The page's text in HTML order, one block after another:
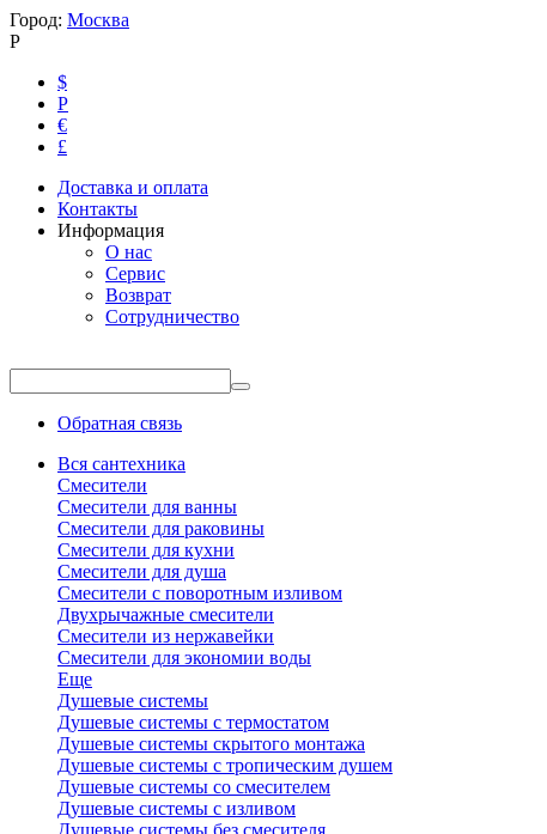
Город: Москва
Р
$
Р
€
£
Доставка и оплата
Контакты
Информация
О нас
Сервис
Возврат
Сотрудничество
Обратная связь
Вся сантехника
Смесители
Смесители для ванны
Смесители для раковины
Смесители для кухни
Смесители для душа
Смесители с поворотным изливом
Двухрычажные смесители
Смесители из нержавейки
Смесители для экономии воды
Еще
Душевые системы
Душевые системы с термостатом
Душевые системы скрытого монтажа
Душевые системы с тропическим душем
Душевые системы со смесителем
Душевые системы с изливом
Душевые системы без смесителя